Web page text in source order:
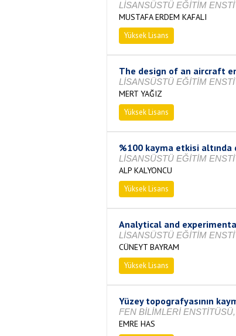
LİSANSÜSTÜ EĞİTİM
MUSTAFA ERDEM KAFALI
Yüksek Lisans
The design of an aircraft
LİSANSÜSTÜ EĞİTİM
MERT YAĞIZ
Yüksek Lisans
%100 kayma etkisi altında
LİSANSÜSTÜ EĞİTİM
ALP KALYONCU
Yüksek Lisans
Analytical and
LİSANSÜSTÜ EĞİTİM
CÜNEYT BAYRAM
Yüksek Lisans
Yüzey topografyasının
FEN BİLİMLERİ
EMRE HAS